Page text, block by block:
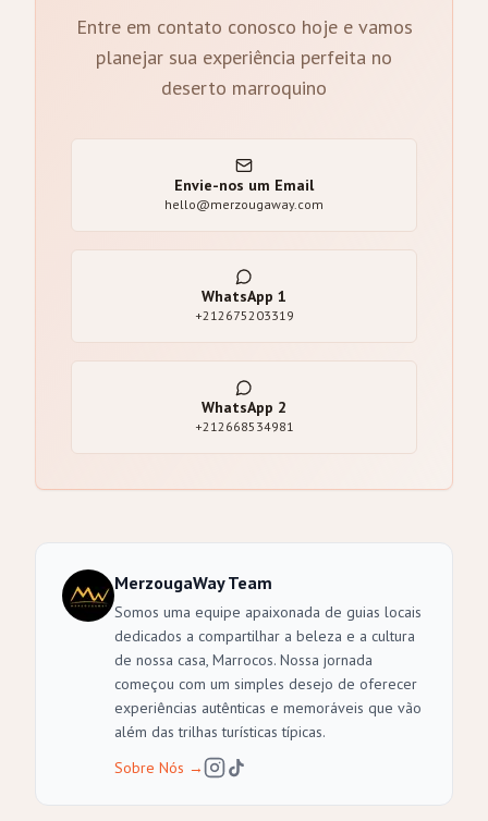
Entre em contato conosco hoje e vamos
planejar sua experiência perfeita no
deserto marroquino
Envie-nos um Email
hello@merzougaway.com
WhatsApp 1
+212675203319
WhatsApp 2
+212668534981
MerzougaWay Team
Somos uma equipe apaixonada de guias locais
dedicados a compartilhar a beleza e a cultura
de nossa casa, Marrocos. Nossa jornada
começou com um simples desejo de oferecer
experiências autênticas e memoráveis que vão
além das trilhas turísticas típicas.
Sobre Nós →